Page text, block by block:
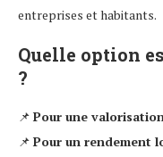
entreprises et habitants.
Quelle option
?
📌 Pour une
📌 Pour un rendement